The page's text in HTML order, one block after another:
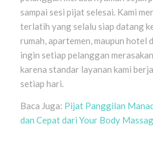
sampai sesi pijat selesai. Kami
terlatih yang selalu siap datang
rumah, apartemen, maupun hotel
ingin setiap pelanggan
karena standar layanan kami
setiap hari.
Baca Juga: Pijat Panggilan
dan Cepat dari Your Body